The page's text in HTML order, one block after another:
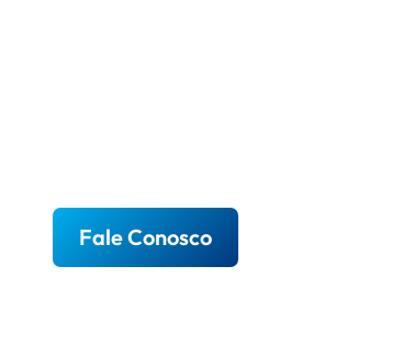
Fale Conosco